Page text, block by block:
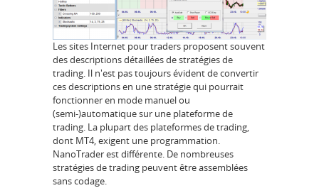
Les sites Internet pour traders proposent souvent
des descriptions détaillées de stratégies de
trading. Il n'est pas toujours évident de convertir
ces descriptions en une stratégie qui pourrait
fonctionner en mode manuel ou
(semi-)automatique sur une plateforme de
trading. La plupart des plateformes de trading,
dont MT4, exigent une programmation.
NanoTrader est différente. De nombreuses
stratégies de trading peuvent être assemblées
sans codage.